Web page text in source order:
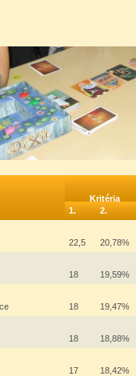
Kritéria
1.
2.
22,5 20,78%
18 19,59%
18 19,47%
18 18,88%
17 18,42%